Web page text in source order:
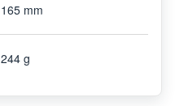
165 mm
244 g